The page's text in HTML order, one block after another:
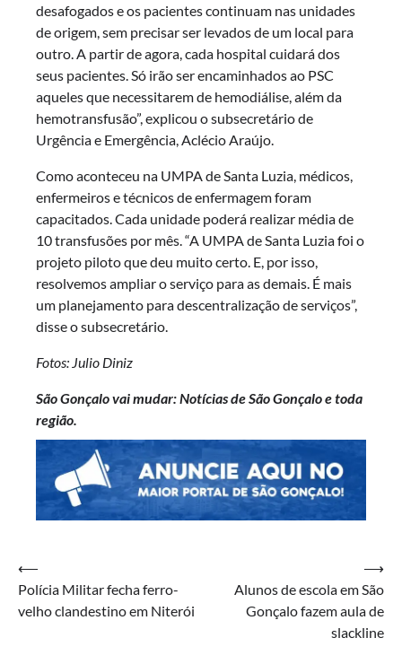
desafogados e os pacientes continuam nas unidades
de origem, sem precisar ser levados de um local para
outro. A partir de agora, cada hospital cuidará dos
seus pacientes. Só irão ser encaminhados ao PSC
aqueles que necessitarem de hemodiálise, além da
hemotransfusão”, explicou o subsecretário de
Urgência e Emergência, Aclécio Araújo.
Como aconteceu na UMPA de Santa Luzia, médicos,
enfermeiros e técnicos de enfermagem foram
capacitados. Cada unidade poderá realizar média de
10 transfusões por mês. “A UMPA de Santa Luzia foi o
projeto piloto que deu muito certo. E, por isso,
resolvemos ampliar o serviço para as demais. É mais
um planejamento para descentralização de serviços”,
disse o subsecretário.
Fotos: Julio Diniz
São Gonçalo vai mudar: Notícias de São Gonçalo e toda
região.
Navegação
de
⟵
Polícia Militar fecha ferro-
velho clandestino em Niterói
Alunos de escola em São
Gonçalo fazem aula de
slackline
⟶